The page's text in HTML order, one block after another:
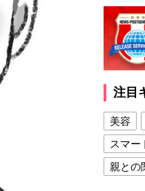
注目
美容
スマー
親との